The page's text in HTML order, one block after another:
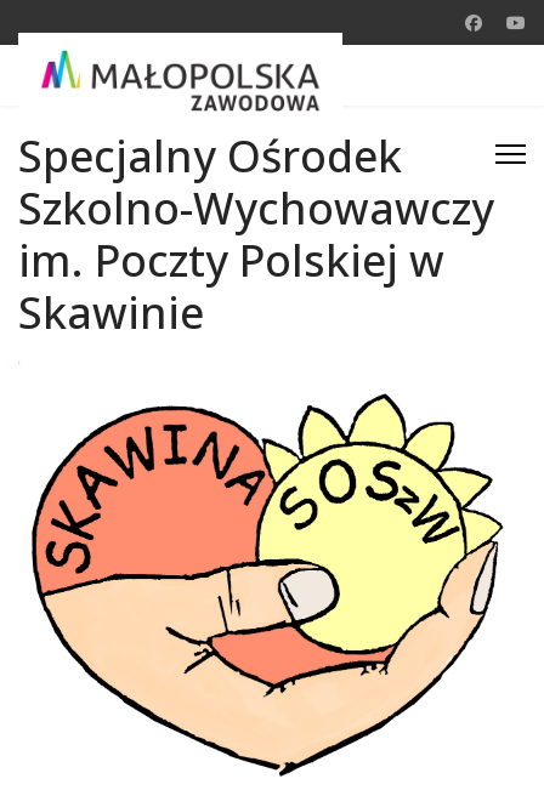
Specjalny Ośrodek
Szkolno-Wychowawczy
im. Poczty Polskiej w
Skawinie